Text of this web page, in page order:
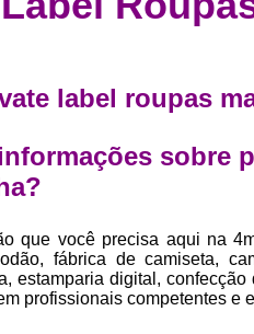
para
label roupas
sobre
que você precisa aqui na
fábrica de camiseta,
estamparia digital,
profissionais competentes e